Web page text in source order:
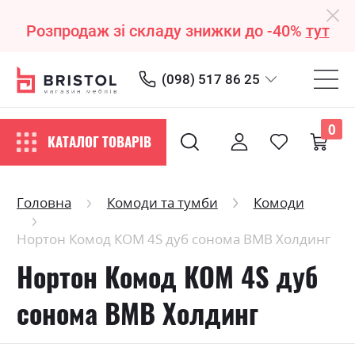
Розпродаж зі складу знижки до -40% тут
(098) 517 86 25
КАТАЛОГ ТОВАРІВ
0
Головна Комоди та тумби
Комоди
Нортон Комод КОМ 4S дуб сонома ВМВ Холдинг
Нортон Комод КОМ 4S дуб
сонома ВМВ Холдинг